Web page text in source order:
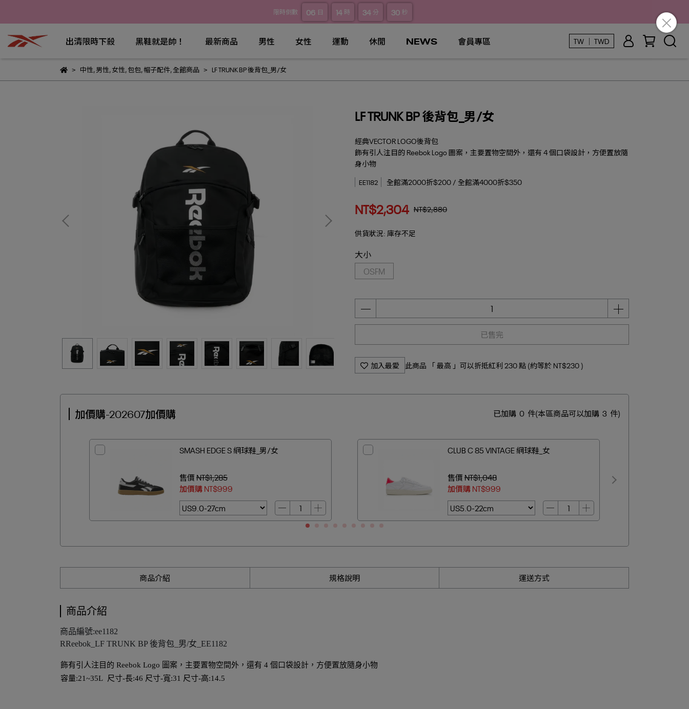
限時倒數 06 日 14 時 34 分 29 秒
出清限時下殺 黑鞋就是帥！ 最新商品 男性 女性 運動 休閒 NEWS 會員專區 TW ｜ TWD
中性,男性,女性,包包,帽子配件,全館商品 LF TRUNK BP 後背包_男/女
LF TRUNK BP 後背包_男/女
經典VECTOR LOGO後背包
飾有引人注目的 Reebok Logo 圖案，主要置物空間外，還有 4 個口袋設計，方便置放隨
身小物
EE1182 全館滿2000折$200 / 全館滿4000折$350
NT$2,304 NT$2,880
供貨狀況: 庫存不足
大小
OSFM
已售完
加入最愛 此商品 「 最高 」可以折抵紅利 230點 (約等於 NT$230 )
加價購-202607加價購 已加購 0 件(本區商品可以加購 3 件)
SMASH EDGE S 網球鞋_男/女
售價NT$1,285
加價購NT$999
CLUB C 85 VINTAGE 網球鞋_女
售價NT$1,048
加價購NT$999
商品介紹 規格說明 運送方式
商品介紹
商品編號:ee1182
RReebok_LF TRUNK BP 後背包_男/女_EE1182
飾有引人注目的 Reebok Logo 圖案，主要置物空間外，還有 4 個口袋設計，方便置放隨身小物
容量:21~35L 尺寸-長:46 尺寸-寬:31 尺寸-高:14.5